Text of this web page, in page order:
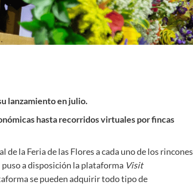
lanzamiento en julio.
hasta recorridos virtuales por fincas
la Feria de las Flores a cada uno de los rincones
a disposición la plataforma Visit
se pueden adquirir todo tipo de